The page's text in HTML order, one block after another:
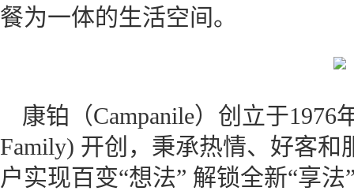
餐为一体的生活空间。
康铂（Campanile）创立于
Family) 开创，秉承热情、好客
户实现百变“想法” 解锁全新“享